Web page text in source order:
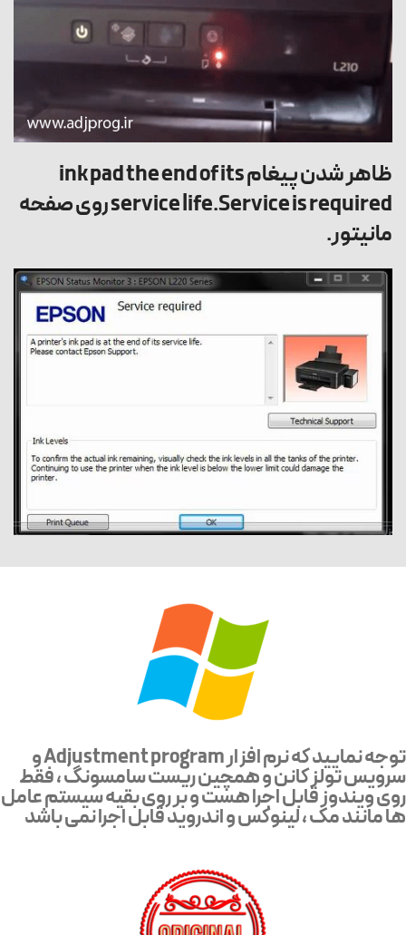
ظاهر شدن پیغامink pad the end of its
service life.Service is requiredروی صفحه
مانیتور.
توجه نمایید که نرم افزار Adjustment program و
سرویس تولز کانن و همچین ریست سامسونگ ، فقط
روی ویندوز قابل اجرا هست و بر روی بقیه سیستم عامل
ها مانند مک ، لینوکس و اندروید قابل اجرا نمی باشد